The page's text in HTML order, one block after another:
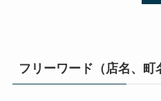
フリーワード（店名、